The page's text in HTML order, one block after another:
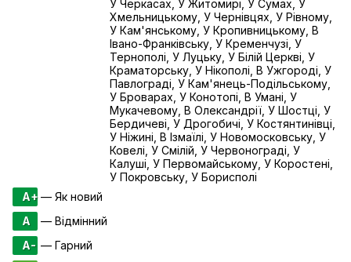
У Черкасах, У Житомирі, У Сумах, У
Хмельницькому, У Чернівцях, У Рівному,
У Кам'янському, У Кропивницькому, В
Івано-Франківську, У Кременчузі, У
Тернополі, У Луцьку, У Білій Церкві, У
Краматорську, У Нікополі, В Ужгороді, У
Павлограді, У Кам'янець-Подільському,
У Броварах, У Конотопі, В Умані, У
Мукачевому, В Олександрії, У Шостці, У
Бердичеві, У Дрогобичі, У Костянтинівці,
У Ніжині, В Ізмаїлі, У Новомосковську, У
Ковелі, У Смілій, У Червонограді, У
Калуші, У Первомайському, У Коростені,
У Покровську, У Борисполі
A+— Як новий
A
— Відмінний
A- — Гарний